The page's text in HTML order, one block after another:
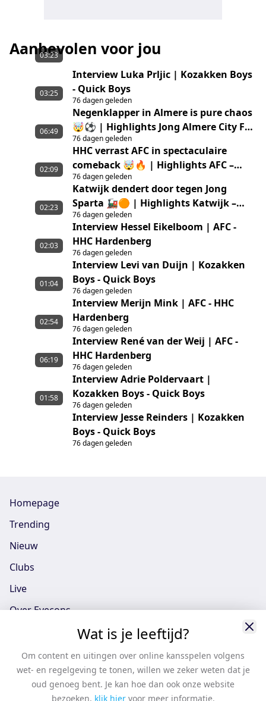
Aanbevolen voor jou
03:23
Interview Luka Prljic | Kozakken Boys
- Quick Boys
76 dagen geleden
03:25
Negenklapper in Almere is pure chaos
🤯⚽ | Highlights Jong Almere City FC
– GVVV
76 dagen geleden
06:49
HHC verrast AFC in spectaculaire
comeback 🤯🔥 | Highlights AFC –
HHC Hardenberg
76 dagen geleden
02:09
Katwijk dendert door tegen Jong
Sparta 🚂🟠 | Highlights Katwijk –
Jong Sparta Rotterdam
76 dagen geleden
02:23
Interview Hessel Eikelboom | AFC -
HHC Hardenberg
76 dagen geleden
02:03
Interview Levi van Duijn | Kozakken
Boys - Quick Boys
76 dagen geleden
01:04
Interview Merijn Mink | AFC - HHC
Hardenberg
76 dagen geleden
02:54
Interview René van der Weij | AFC -
HHC Hardenberg
76 dagen geleden
06:19
Interview Adrie Poldervaart |
Kozakken Boys - Quick Boys
76 dagen geleden
01:58
Interview Jesse Reinders | Kozakken
Boys - Quick Boys
76 dagen geleden
Homepage
Trending
Nieuw
Clubs
Live
Over Eyecons
Eyecons App - iOS
Eyecons App - Android
Vacatures
Wat is je leeftijd?
Om content en uitingen over online kansspelen volgens
wet- en regelgeving te tonen, willen we zeker weten dat je
oud genoeg bent. Je kan hoe dan ook onze website
bezoeken, klik hier voor meer informatie.